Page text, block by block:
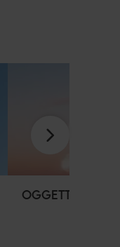
OGGETTI